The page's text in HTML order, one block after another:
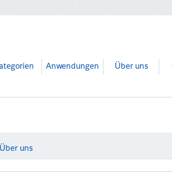
Anwendungen Über uns
Über uns